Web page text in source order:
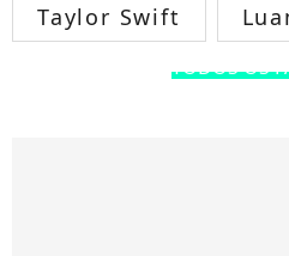
Taylor Swift
TODOS OS